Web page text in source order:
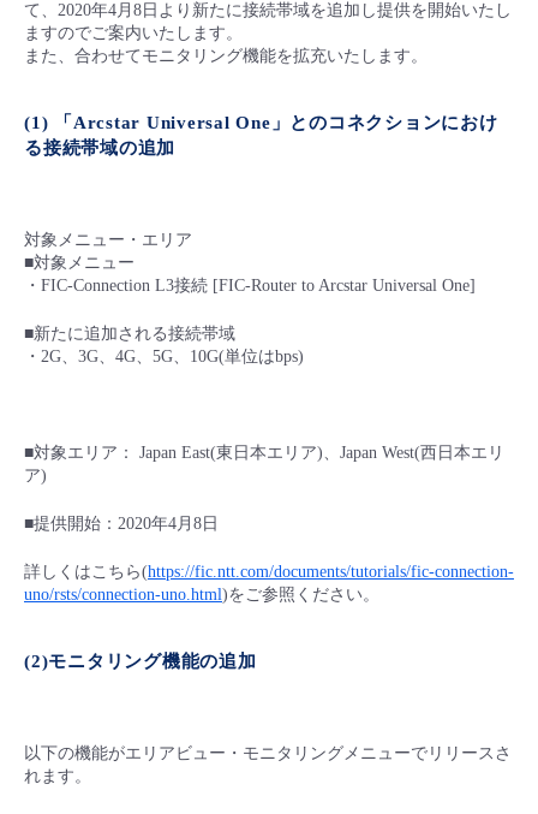
サポート
モニタリング/監査
すべてのメニューを見る
ネットワーク
サポート
■ セットアップガイド
- 新規お申し込み方法
- ユーザー機能の管理
- Flexible InterConnect
- Flexible Remote Access
- vUTM2
- セキュリティ・監査
- IoT
- マルチクラウド利用
- リモートワーク
- ITインフラストラクチャー
サービス稼働状況
定期メンテナンス
販売パートナー向けプログラム
トレーニング/操作動画
て、2020年4月8日より新たに接続帯域を追加し提供を開始いたし
ますのでご案内いたします。
また、合わせてモニタリング機能を拡充いたします。
(1) 「Arcstar Universal One」とのコネクションにおけ
る接続帯域の追加
対象メニュー・エリア
■対象メニュー
・FIC-Connection L3接続 [FIC-Router to Arcstar Universal One]
■新たに追加される接続帯域
・2G、3G、4G、5G、10G(単位はbps)
■対象エリア： Japan East(東日本エリア)、Japan West(西日本エリ
ア)
■提供開始：2020年4月8日
詳しくはこちら(https://fic.ntt.com/documents/tutorials/fic-connection-
uno/rsts/connection-uno.html)をご参照ください。
(2)モニタリング機能の追加
以下の機能がエリアビュー・モニタリングメニューでリリースさ
れます。